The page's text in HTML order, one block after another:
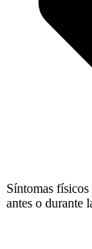
Síntomas físicos
antes o durante